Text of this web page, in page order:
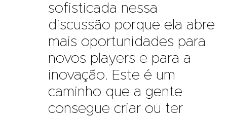
sofisticada nessa
discussão porque ela abre
mais oportunidades para
novos players e para a
inovação. Este é um
caminho que a gente
consegue criar ou ter